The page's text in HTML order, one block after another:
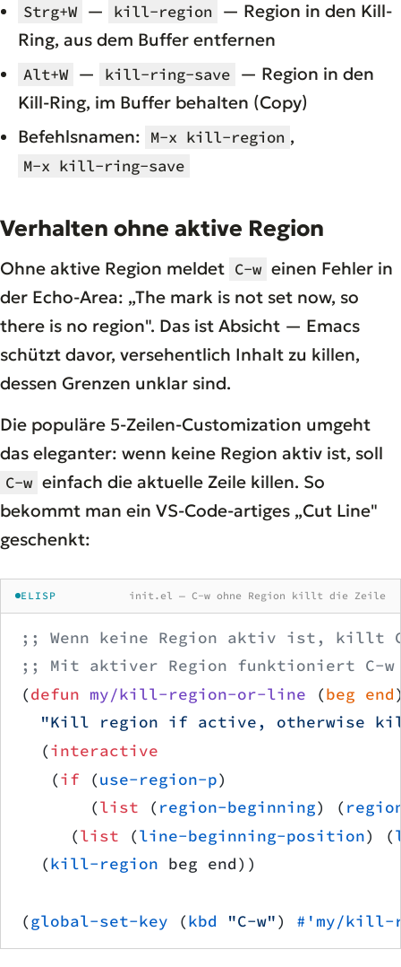
Strg+W — kill-region
— Region in den Kill-
Ring, aus dem Buffer entfernen
Alt+W — kill-ring-save — Region in den
Kill-Ring, im Buffer behalten (Copy)
Befehlsnamen: M-x kill-region ,
M-x kill-ring-save
Verhalten ohne aktive Region
Ohne aktive Region meldet C-w einen Fehler in
der Echo-Area: „The mark is not set now, so
there is no region". Das ist Absicht — Emacs
schützt davor, versehentlich Inhalt zu killen,
dessen Grenzen unklar sind.
Die populäre 5-Zeilen-Customization umgeht
das eleganter: wenn keine Region aktiv ist, soll
C-w einfach die aktuelle Zeile killen. So
bekommt man ein VS-Code-artiges „Cut Line"
geschenkt:
ELISP init.el — C-w ohne Region killt die Zeile
;; Wenn keine Region aktiv ist, killt
;; Mit aktiver Region funktioniert C-w
(defun my/kill-region-or-line (beg end
"Kill region if active, otherwise
  (
interactive
   (
if (use-region-p)
       (
list ( region-beginning) (
     (
list (line-beginning-position) (
  (
kill-region beg end))
(global-set-key (kbd "C-w") #'my/kill-